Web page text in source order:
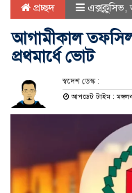
প্রচ্ছদ এক্সক্লুসিভ ,
আগামীকাল তফসিল
প্রথমার্ধে ভোট
স্বদেশ ডেস্ক :
আপডেট টাইম :